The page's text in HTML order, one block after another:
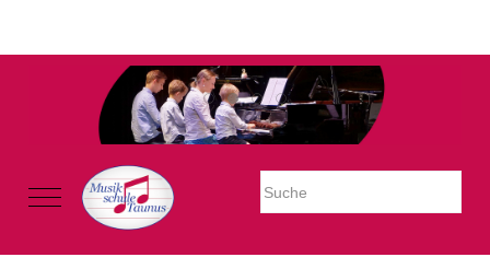
Warning: Undefined property: stdClass::$imglink in
/mnt/web605/e3/26/59781926/htdocs/Joomla2023/modules/
Mobile Menu Toggle